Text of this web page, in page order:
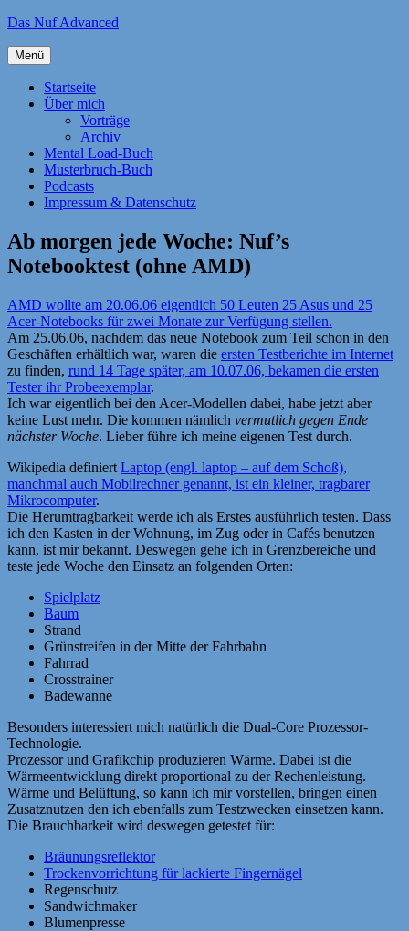
Zum
springen
Das Nuf Advanced
Menü
Startseite
Über mich
Vorträge
Archiv
Mental Load-Buch
Musterbruch-Buch
Podcasts
Impressum & Datenschutz
Ab morgen jede Woche: Nuf’s
Notebooktest (ohne AMD)
AMD wollte am 20.06.06 eigentlich 50 Leuten 25 Asus und 25
Acer-Notebooks für zwei Monate zur Verfügung stellen.
Am 25.06.06, nachdem das neue Notebook zum Teil schon in den
Geschäften erhältlich war, waren die ersten Testberichte im Internet
zu finden, rund 14 Tage später, am 10.07.06, bekamen die ersten
Tester ihr Probeexemplar.
Ich war eigentlich bei den Acer-Modellen dabei, habe jetzt aber
keine Lust mehr. Die kommen nämlich vermutlich gegen Ende
nächster Woche. Lieber führe ich meine eigenen Test durch.
Wikipedia definiert Laptop (engl. laptop – auf dem Schoß),
manchmal auch Mobilrechner genannt, ist ein kleiner, tragbarer
Mikrocomputer.
Die Herumtragbarkeit werde ich als Erstes ausführlich testen. Dass
ich den Kasten in der Wohnung, im Zug oder in Cafés benutzen
kann, ist mir bekannt. Deswegen gehe ich in Grenzbereiche und
teste jede Woche den Einsatz an folgenden Orten:
Spielplatz
Baum
Strand
Grünstreifen in der Mitte der Fahrbahn
Fahrrad
Crosstrainer
Badewanne
Besonders interessiert mich natürlich die Dual-Core Prozessor-
Technologie.
Prozessor und Grafikchip produzieren Wärme. Dabei ist die
Wärmeentwicklung direkt proportional zu der Rechenleistung.
Wärme und Belüftung, so kann ich mir vorstellen, bringen einen
Zusatznutzen den ich ebenfalls zum Testzwecken einsetzen kann.
Die Brauchbarkeit wird deswegen getestet für:
Bräunungsreflektor
Trockenvorrichtung für lackierte Fingernägel
Regenschutz
Sandwichmaker
Blumenpresse